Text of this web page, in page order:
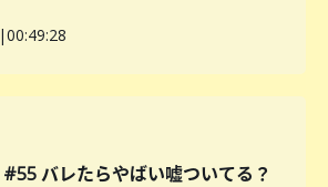
|00:49:28
#55 バレたらやばい嘘ついてる？